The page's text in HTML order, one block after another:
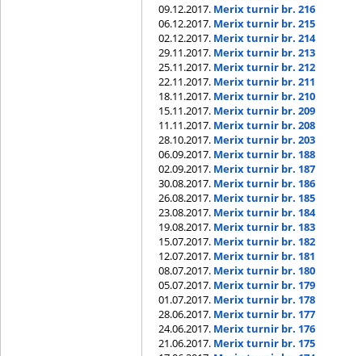
09.12.2017. Merix turnir br. 216
06.12.2017. Merix turnir br. 215
02.12.2017. Merix turnir br. 214
29.11.2017. Merix turnir br. 213
25.11.2017. Merix turnir br. 212
22.11.2017. Merix turnir br. 211
18.11.2017. Merix turnir br. 210
15.11.2017. Merix turnir br. 209
11.11.2017. Merix turnir br. 208
28.10.2017. Merix turnir br. 203
06.09.2017. Merix turnir br. 188
02.09.2017. Merix turnir br. 187
30.08.2017. Merix turnir br. 186
26.08.2017. Merix turnir br. 185
23.08.2017. Merix turnir br. 184
19.08.2017. Merix turnir br. 183
15.07.2017. Merix turnir br. 182
12.07.2017. Merix turnir br. 181
08.07.2017. Merix turnir br. 180
05.07.2017. Merix turnir br. 179
01.07.2017. Merix turnir br. 178
28.06.2017. Merix turnir br. 177
24.06.2017. Merix turnir br. 176
21.06.2017. Merix turnir br. 175